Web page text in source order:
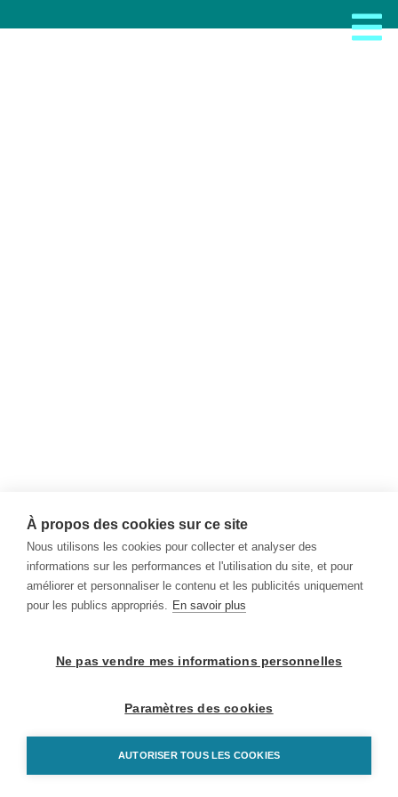
À propos des cookies sur ce site
Nous utilisons les cookies pour collecter et analyser des
informations sur les performances et l'utilisation du site, et pour
améliorer et personnaliser le contenu et les publicités uniquement
pour les publics appropriés. En savoir plus
Ne pas vendre mes informations personnelles
Paramètres des cookies
AUTORISER TOUS LES COOKIES